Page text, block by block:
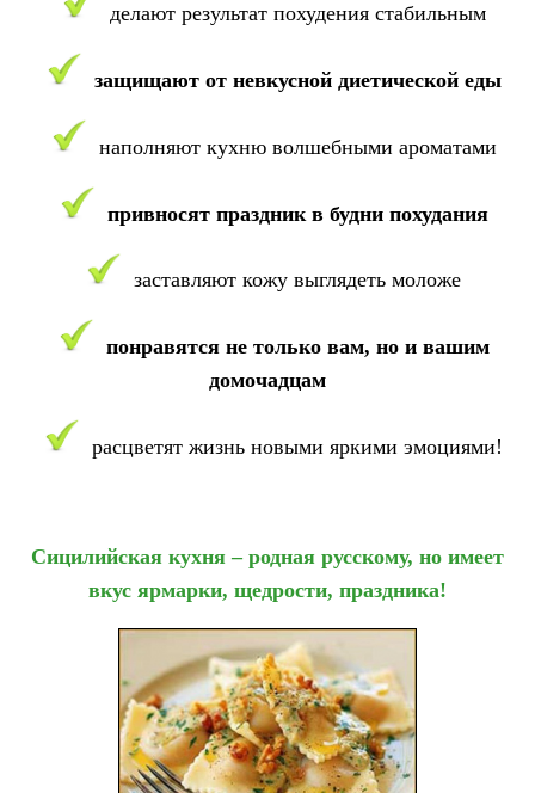
делают результат похудения стабильным
защищают от невкусной диетической еды
наполняют кухню волшебными ароматами
привносят праздник в будни похудания
заставляют кожу выглядеть моложе
понравятся не только вам, нои вашим
домочадцам
расцветят жизнь новыми яркими эмоциями!
Сицилийская кухня – родная русскому, но имеет
вкус ярмарки, щедрости, праздника!